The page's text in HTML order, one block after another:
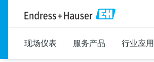
现场仪表 服务产品 行业应用